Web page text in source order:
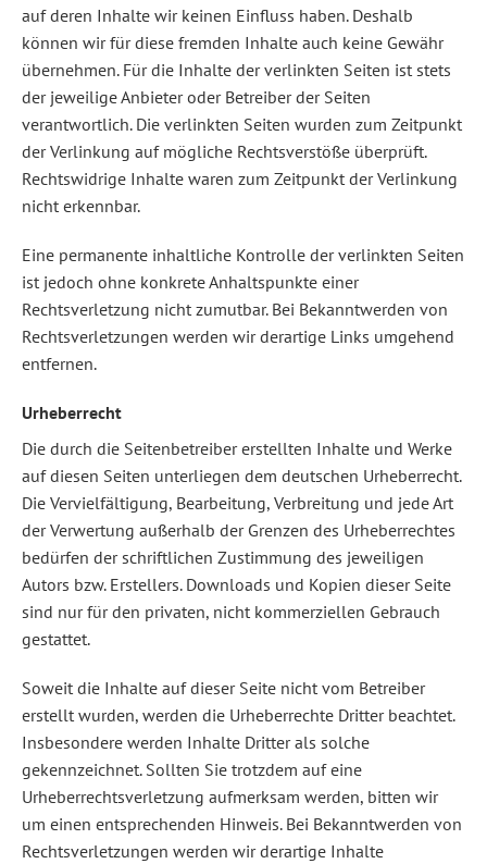
auf deren Inhalte wir keinen Einfluss haben. Deshalb
können wir für diese fremden Inhalte auch keine Gewähr
übernehmen. Für die Inhalte der verlinkten Seiten ist stets
der jeweilige Anbieter oder Betreiber der Seiten
verantwortlich. Die verlinkten Seiten wurden zum Zeitpunkt
der Verlinkung auf mögliche Rechtsverstöße überprüft.
Rechtswidrige Inhalte waren zum Zeitpunkt der Verlinkung
nicht erkennbar.
Eine permanente inhaltliche Kontrolle der verlinkten Seiten
ist jedoch ohne konkrete Anhaltspunkte einer
Rechtsverletzung nicht zumutbar. Bei Bekanntwerden von
Rechtsverletzungen werden wir derartige Links umgehend
entfernen.
Urheberrecht
Die durch die Seitenbetreiber erstellten Inhalte und Werke
auf diesen Seiten unterliegen dem deutschen Urheberrecht.
Die Vervielfältigung, Bearbeitung, Verbreitung und jede Art
der Verwertung außerhalb der Grenzen des Urheberrechtes
bedürfen der schriftlichen Zustimmung des jeweiligen
Autors bzw. Erstellers. Downloads und Kopien dieser Seite
sind nur für den privaten, nicht kommerziellen Gebrauch
gestattet.
Soweit die Inhalte auf dieser Seite nicht vom Betreiber
erstellt wurden, werden die Urheberrechte Dritter beachtet.
Insbesondere werden Inhalte Dritter als solche
gekennzeichnet. Sollten Sie trotzdem auf eine
Urheberrechtsverletzung aufmerksam werden, bitten wir
um einen entsprechenden Hinweis. Bei Bekanntwerden von
Rechtsverletzungen werden wir derartige Inhalte